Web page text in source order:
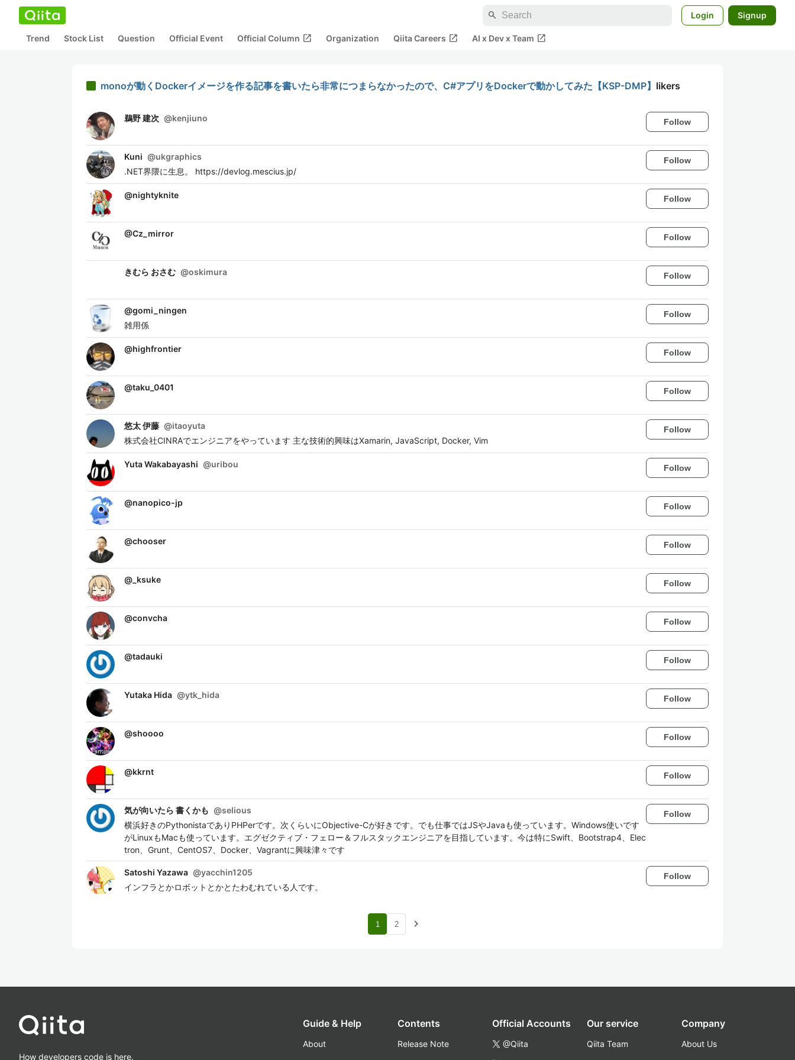
search Login Signup
Trend Stock List Question Official Event Official Column open_in_new Organization Qiita Careers open_in_new AI x Dev x Team open_in_new
monoが動くDockerイメージを作る記事を書いたら非常につまらなかったので、C#アプリをDockerで動かしてみた【KSP-DMP】 likers
鵜野 建次 @kenjiuno Follow
Kuni @ukgraphics
.NET界隈に生息。 https://devlog.mescius.jp/
Follow
@nightyknite Follow
@Cz_mirror Follow
きむら おさむ @oskimura Follow
@gomi_ningen
雑用係
Follow
@highfrontier Follow
@taku_0401 Follow
悠太 伊藤 @itaoyuta
株式会社CINRAでエンジニアをやっています 主な技術的興味はXamarin, JavaScript, Docker, Vim
Follow
Yuta Wakabayashi @uribou Follow
@nanopico-jp Follow
@chooser Follow
@ _ksuke Follow
@convcha Follow
@tadauki Follow
Yutaka Hida @ytk_hida Follow
@shoooo Follow
@kkrnt Follow
気が向いたら 書くかも @selious
横浜好きのPythonistaでありPHPerです。次くらいにObjective-Cが好きです。でも仕事ではJSやJavaも使っています。Windows使いです
がLinuxもMacも使っています。エグゼクティブ・フェロー＆フルスタックエンジニアを目指しています。今は特にSwift、Bootstrap4、Elec
tron、Grunt、CentOS7、Docker、Vagrantに興味津々です
Follow
Satoshi Yazawa @yacchin1205
インフラとかロボットとかとたわむれている人です。
Follow
1 2 navigate_next
How developers code is here.
Guide & Help
About
Contents
Release Note
Official Accounts
@Qiita
Our service
Qiita Team
Company
About Us